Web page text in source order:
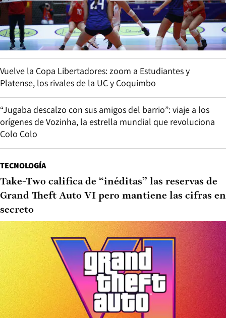
Vuelve la Copa Libertadores: zoom a Estudiantes y
Platense, los rivales de la UC y Coquimbo
“Jugaba descalzo con sus amigos del barrio”: viaje a los
orígenes de Vozinha, la estrella mundial que revoluciona
Colo Colo
TECNOLOGÍA
Take-Two califica de “inéditas” las reservas de
Grand Theft Auto VI pero mantiene las cifras en
secreto